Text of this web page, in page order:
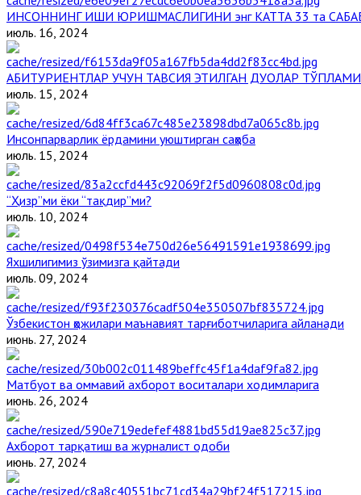
ИНСОННИНГ ИШИ ЮРИШМАСЛИГИНИ энг КАТТА 33 та
июль. 16, 2024
АБИТУРИЕНТЛАР УЧУН ТАВСИЯ ЭТИЛГАН ДУОЛАР ТЎПЛАМИ
июль. 15, 2024
Инсонпарварлик ёрдамини уюштирган саҳоба
июль. 15, 2024
“Ҳизр”ми ёки “тақдир”ми?
июль. 10, 2024
Яхшилигимиз ўзимизга қайтади
июль. 09, 2024
Ўзбекистон ҳожилари маънавият тарғиботчиларига айланади
июнь. 27, 2024
Матбуот ва оммавий ахборот воситалари ходимларига
июнь. 26, 2024
Ахборот тарқатиш ва журналист одоби
июнь. 27, 2024